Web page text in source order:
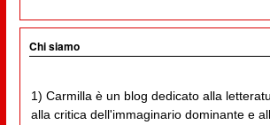
Chi siamo
1) Carmilla è un blog dedicato alla
alla critica dell'immaginario dominante e